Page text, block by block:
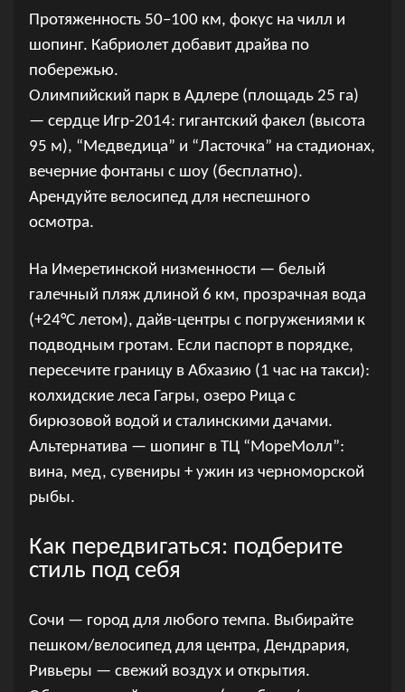
Протяженность 50–100 км, фокус на чилл и
шопинг. Кабриолет добавит драйва по
побережью.
Олимпийский парк в Адлере (площадь 25 га)
— сердце Игр-2014: гигантский факел (высота
95 м), “Медведица” и “Ласточка” на стадионах,
вечерние фонтаны с шоу (бесплатно).
Арендуйте велосипед для неспешного
осмотра.
На Имеретинской низменности — белый
галечный пляж длиной 6 км, прозрачная вода
(+24°C летом), дайв-центры с погружениями к
подводным гротам. Если паспорт в порядке,
пересечите границу в Абхазию (1 час на такси):
колхидские леса Гагры, озеро Рица с
бирюзовой водой и сталинскими дачами.
Альтернатива — шопинг в ТЦ “МореМолл”:
вина, мед, сувениры + ужин из черноморской
рыбы.
Как передвигаться: подберите
стиль под себя
Сочи — город для любого темпа. Выбирайте
пешком/велосипед для центра, Дендрария,
Ривьеры — свежий воздух и открытия.